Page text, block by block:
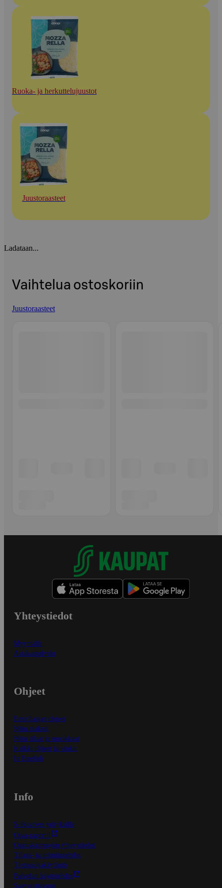
Ruoka- ja herkuttelujuustot
Juustoraasteet
Ladataan...
Vaihtelua ostoskoriin
Juustoraasteet
Yhteystiedot
Myymälät
Asiakaspalvelu
Ohjeet
Ensitilaajan ohjeet
Näin maksat
Näin tilaat ja muokkaat
Kaikki ohjeet ja vinkit
In English
Info
S-Business yrityksille
Oiva-raportit
Osuuskauppojen yhteystiedot
Tilaus- ja toimitusehdot
Tietosuojakäytäntö
Palvelun käyttöehdot
Saavutettavuus